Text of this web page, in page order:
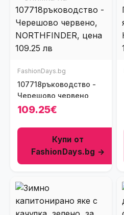
FashionDays.bg
107718ръководство -
Черешово червено
109.25€
Купи от
FashionDays.bg →